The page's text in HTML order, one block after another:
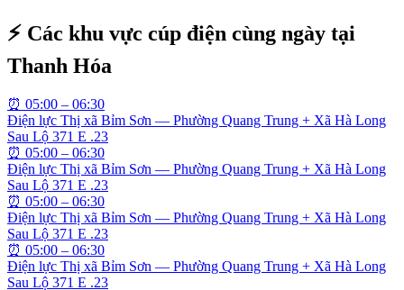
⚡ Các khu vực cúp điện cùng ngày tại
Thanh Hóa
⏰ 05:00 – 06:30
Điện lực Thị xã Bỉm Sơn — Phường Quang Trung + Xã Hà Long
Sau Lộ 371 E .23
⏰ 05:00 – 06:30
Điện lực Thị xã Bỉm Sơn — Phường Quang Trung + Xã Hà Long
Sau Lộ 371 E .23
⏰ 05:00 – 06:30
Điện lực Thị xã Bỉm Sơn — Phường Quang Trung + Xã Hà Long
Sau Lộ 371 E .23
⏰ 05:00 – 06:30
Điện lực Thị xã Bỉm Sơn — Phường Quang Trung + Xã Hà Long
Sau Lộ 371 E .23